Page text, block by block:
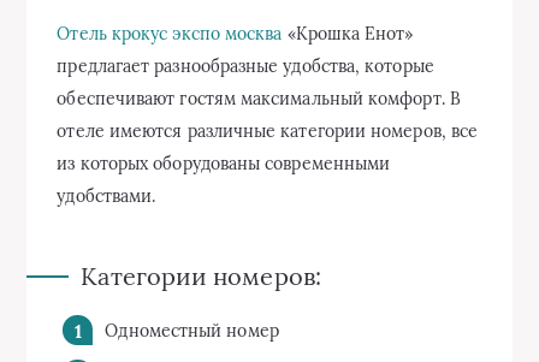
Отель крокус экспо москва «Крошка Енот»
предлагает разнообразные удобства, которые
обеспечивают гостям максимальный комфорт. В
отеле имеются различные категории номеров, все
из которых оборудованы современными
удобствами.
Категории номеров:
Одноместный номер